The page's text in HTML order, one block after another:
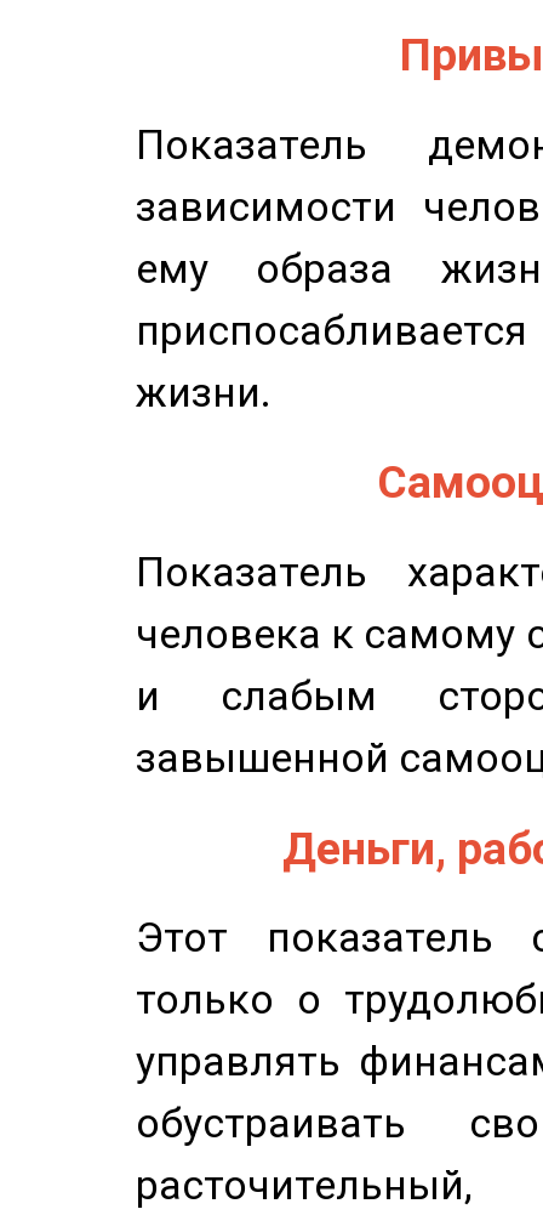
Показатель
зависимости
ему образа
жизни.
Показатель
человека к самому
и слабым
завышенной
Деньги,
Этот показатель
только о
управлять
обустраивать